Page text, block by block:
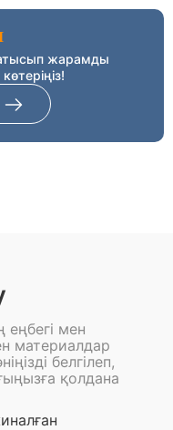
жарамды
еңбегі мен
материалдар
белгілеп,
қолдана